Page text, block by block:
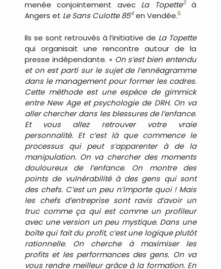
menée conjointement avec La Topette3à
Angers et Le Sans Culotte 854en Vendée.5
Ils se sont retrouvés à l’initiative de La Topette
qui organisait une rencontre autour de la
presse indépendante. « On s’est bien entendu
et on est parti sur le sujet de l’ennéagramme
dans le management pour former les cadres.
Cette méthode est une espèce de gimmick
entre New Age et psychologie de DRH. On va
aller chercher dans les blessures de l’enfance.
Et vous allez retrouver votre vraie
personnalité. Et c’est là que commence le
processus qui peut s’apparenter à de la
manipulation. On va chercher des moments
douloureux de l’enfance. On montre des
points de vulnérabilité à des gens qui sont
des chefs. C’est un peu n’importe quoi ! Mais
les chefs d’entreprise sont ravis d’avoir un
truc comme ça qui est comme un profileur
avec une version un peu mystique. Dans une
boîte qui fait du profit, c’est une logique plutôt
rationnelle. On cherche à maximiser les
profits et les performances des gens. On va
vous rendre meilleur grâce à la formation. En